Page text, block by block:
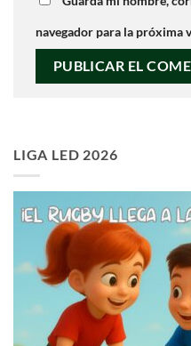
navegador para la próxima
LIGA LED 2026